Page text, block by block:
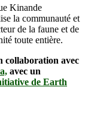
Kinande
la communauté et
de la faune et de
toute entière.
collaboration avec
avec un
de Earth